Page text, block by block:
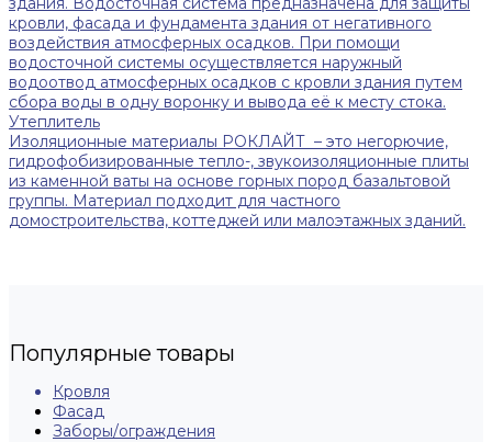
кровли, фасада и фундамента здания от негативного
воздействия атмосферных осадков. При помощи
водосточной системы осуществляется наружный
водоотвод атмосферных осадков с кровли здания путем
сбора воды в одну воронку и вывода её к месту стока.
Утеплитель
Изоляционные материалы РОКЛАЙТ – это негорючие,
гидрофобизированные тепло-, звукоизоляционные плиты
из каменной ваты на основе горных пород базальтовой
группы. Материал подходит для частного
домостроительства, коттеджей или малоэтажных зданий.
Популярные товары
Кровля
Фасад
Заборы/ограждения